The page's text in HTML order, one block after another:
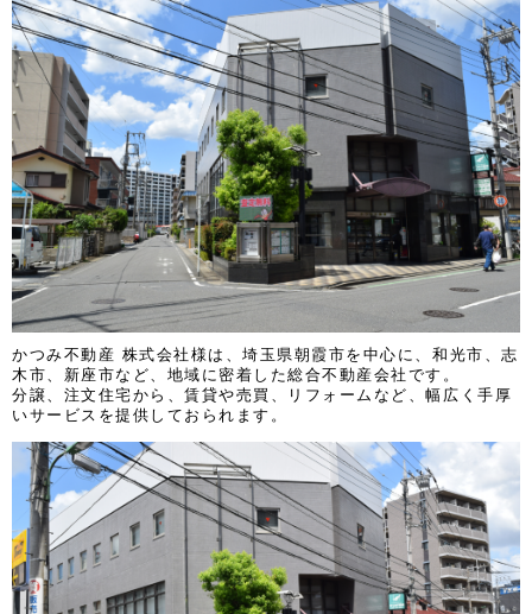
かつみ不動産 株式会社様は、埼玉県朝霞市を中心に、和光市、志
木市、新座市など、地域に密着した総合不動産会社です。
分譲、注文住宅から、賃貸や売買、リフォームなど、幅広く手厚
いサービスを提供しておられます。